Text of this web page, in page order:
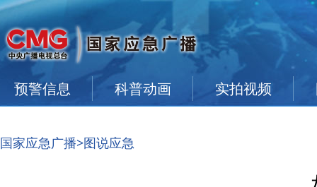
预警信息 科普动画 实拍视频
国家应急广播>图说应急